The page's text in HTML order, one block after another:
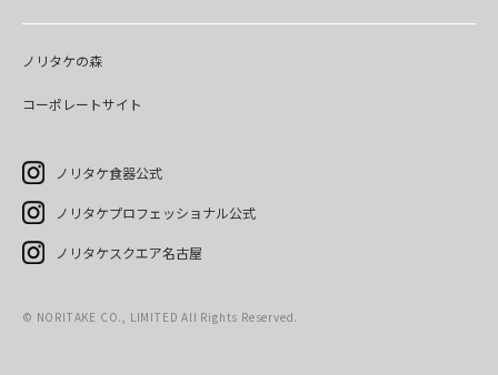
ノリタケの森
コーポレートサイト
ノリタケ食器公式
ノリタケプロフェッショナル公式
ノリタケスクエア名古屋
© NORITAKE CO., LIMITED All Rights Reserved.